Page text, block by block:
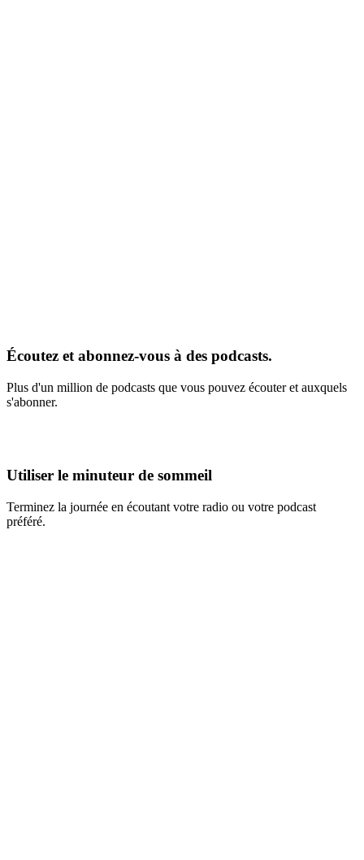
Écoutez et abonnez-vous à des podcasts.
Plus d'un million de podcasts que vous pouvez écouter et auxquels
s'abonner.
Utiliser le minuteur de sommeil
Terminez la journée en écoutant votre radio ou votre podcast
préféré.